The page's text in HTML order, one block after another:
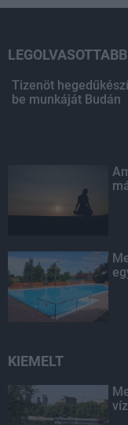
LEGOLVASOTTABB
Tizenöt
be munkáját Budán
KIEMELT